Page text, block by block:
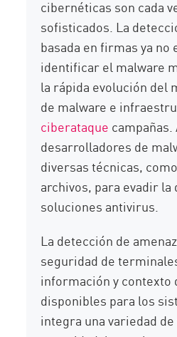
cibernéticas son cada
sofisticados. La
basada en firmas ya no
identificar el malware
la rápida evolución del
de malware e
ciberataque
desarrolladores de
diversas técnicas,
archivos, para evadir la
soluciones antivirus.
La detección de
seguridad de
información y contexto
disponibles para los
integra una variedad